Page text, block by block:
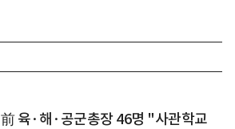
前 육·해·공군총장 46명 "사관학교